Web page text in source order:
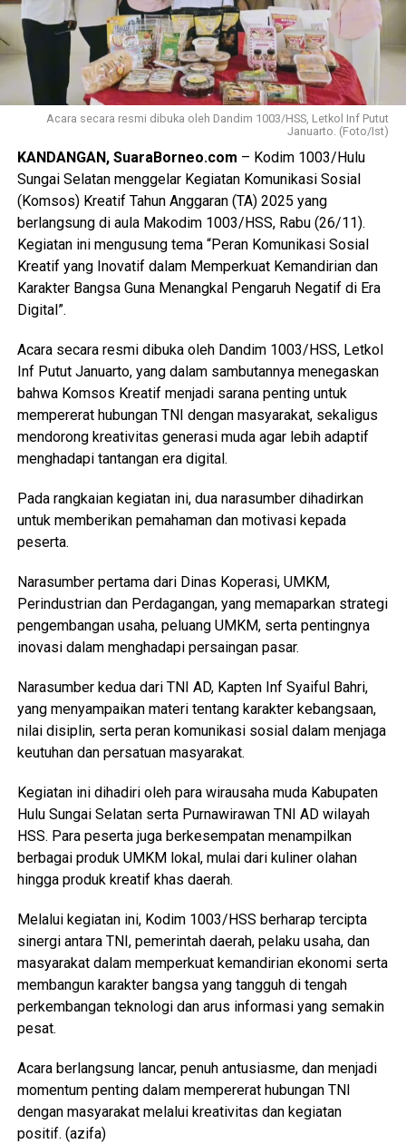
Acara secara resmi dibuka oleh Dandim 1003/HSS, Letkol Inf Putut
Januarto. (Foto/Ist)
KANDANGAN, SuaraBorneo.com – Kodim 1003/Hulu
Sungai Selatan menggelar Kegiatan Komunikasi Sosial
(Komsos) Kreatif Tahun Anggaran (TA) 2025 yang
berlangsung di aula Makodim 1003/HSS, Rabu (26/11).
Kegiatan ini mengusung tema “Peran Komunikasi Sosial
Kreatif yang Inovatif dalam Memperkuat Kemandirian dan
Karakter Bangsa Guna Menangkal Pengaruh Negatif di Era
Digital”.
Acara secara resmi dibuka oleh Dandim 1003/HSS, Letkol
Inf Putut Januarto, yang dalam sambutannya menegaskan
bahwa Komsos Kreatif menjadi sarana penting untuk
mempererat hubungan TNI dengan masyarakat, sekaligus
mendorong kreativitas generasi muda agar lebih adaptif
menghadapi tantangan era digital.
Pada rangkaian kegiatan ini, dua narasumber dihadirkan
untuk memberikan pemahaman dan motivasi kepada
peserta.
Narasumber pertama dari Dinas Koperasi, UMKM,
Perindustrian dan Perdagangan, yang memaparkan strategi
pengembangan usaha, peluang UMKM, serta pentingnya
inovasi dalam menghadapi persaingan pasar.
Narasumber kedua dari TNI AD, Kapten Inf Syaiful Bahri,
yang menyampaikan materi tentang karakter kebangsaan,
nilai disiplin, serta peran komunikasi sosial dalam menjaga
keutuhan dan persatuan masyarakat.
Kegiatan ini dihadiri oleh para wirausaha muda Kabupaten
Hulu Sungai Selatan serta Purnawirawan TNI AD wilayah
HSS. Para peserta juga berkesempatan menampilkan
berbagai produk UMKM lokal, mulai dari kuliner olahan
hingga produk kreatif khas daerah.
Melalui kegiatan ini, Kodim 1003/HSS berharap tercipta
sinergi antara TNI, pemerintah daerah, pelaku usaha, dan
masyarakat dalam memperkuat kemandirian ekonomi serta
membangun karakter bangsa yang tangguh di tengah
perkembangan teknologi dan arus informasi yang semakin
pesat.
Acara berlangsung lancar, penuh antusiasme, dan menjadi
momentum penting dalam mempererat hubungan TNI
dengan masyarakat melalui kreativitas dan kegiatan
positif. (azifa)